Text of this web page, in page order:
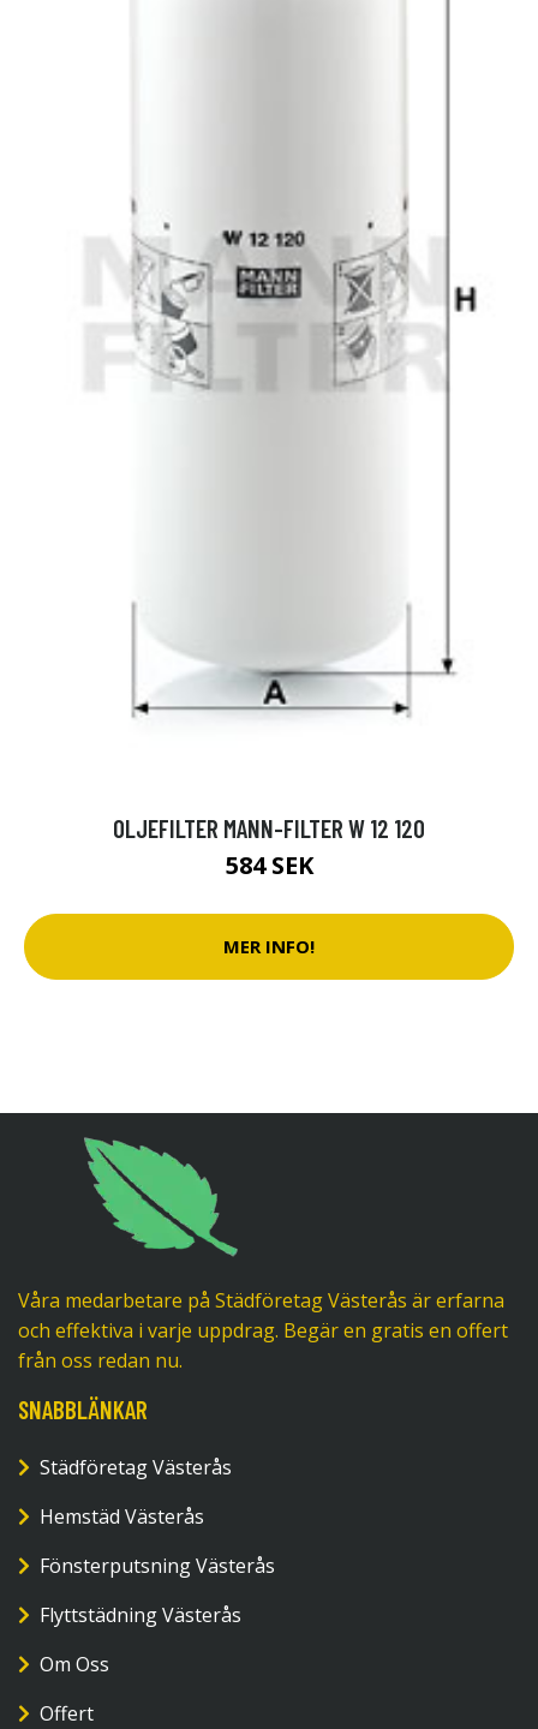
OLJEFILTER MANN-FILTER W 12 120
584 SEK
MER INFO!
Våra medarbetare på Städföretag Västerås är erfarna
och effektiva i varje uppdrag. Begär en gratis en offert
från oss redan nu.
SNABBLÄNKAR
Städföretag Västerås
Hemstäd Västerås
Fönsterputsning Västerås
Flyttstädning Västerås
Om Oss
Offert